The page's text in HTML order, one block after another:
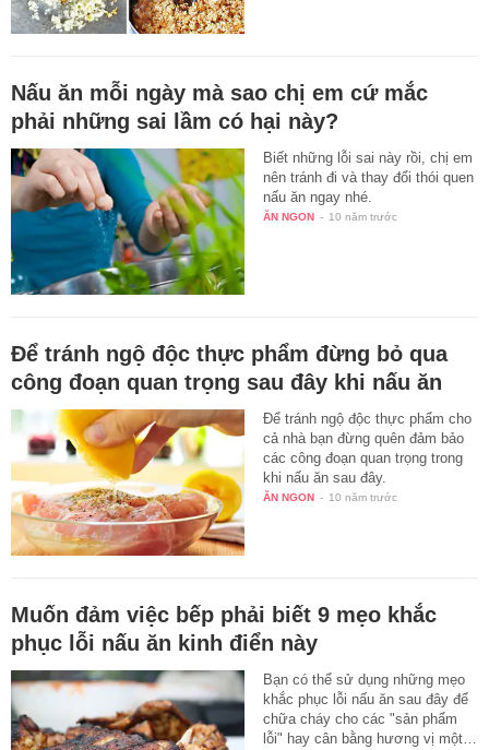
Nấu ăn mỗi ngày mà sao chị em cứ mắc
phải những sai lầm có hại này?
Biết những lỗi sai này rồi, chị em
nên tránh đi và thay đổi thói quen
nấu ăn ngay nhé.
ĂN NGON - 10 năm trước
Để tránh ngộ độc thực phẩm đừng bỏ qua
công đoạn quan trọng sau đây khi nấu ăn
Để tránh ngộ độc thực phẩm cho
cả nhà bạn đừng quên đảm bảo
các công đoạn quan trọng trong
khi nấu ăn sau đây.
ĂN NGON - 10 năm trước
Muốn đảm việc bếp phải biết 9 mẹo khắc
phục lỗi nấu ăn kinh điển này
Bạn có thể sử dụng những mẹo
khắc phục lỗi nấu ăn sau đây để
chữa cháy cho các "sản phẩm
lỗi" hay cân bằng hương vị một…